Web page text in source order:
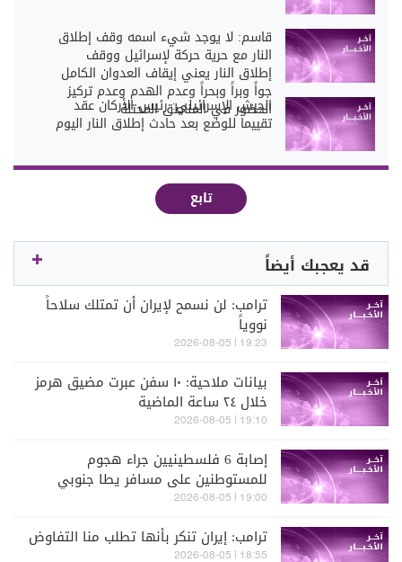
قاسم: لا يوجد شيء اسمه وقف إطلاق
النار مع حرية حركة لإسرائيل ووقف
إطلاق النار يعني إيقاف العدوان الكامل
جواً وبراً وبحراً وعدم الهدم وعدم تركيز
الحضور في المناطق المحتلة
الجيش الإسرائيلي: رئيس الأركان عقد
تقييما للوضع بعد حادث إطلاق النار اليوم
تابع
قد يعجبك أيضاً
ترامب: لن نسمح لإيران أن تمتلك سلاحاً
نووياً
19:23 | 2026-08-05
بيانات ملاحية: ١٠ سفن عبرت مضيق هرمز
خلال ٢٤ ساعة الماضية
19:10 | 2026-08-05
إصابة 6 فلسطينيين جراء هجوم
للمستوطنين على مسافر يطا جنوبي
الخليل
19:00 | 2026-08-05
ترامب: إيران تنكر بأنها تطلب منا التفاوض
18:55 | 2026-08-05